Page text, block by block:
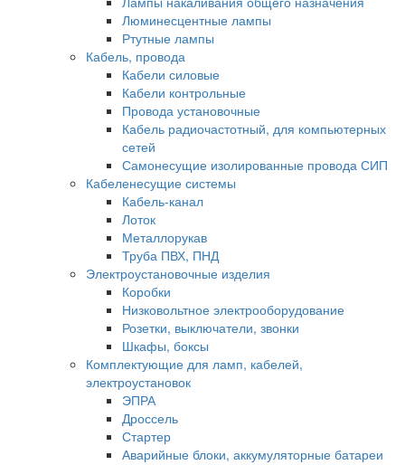
Люминесцентные лампы
Ртутные лампы
Кабель, провода
Кабели силовые
Кабели контрольные
Провода установочные
Кабель радиочастотный, для компьютерных
сетей
Самонесущие изолированные провода СИП
Кабеленесущие системы
Кабель-канал
Лоток
Металлорукав
Труба ПВХ, ПНД
Электроустановочные изделия
Коробки
Низковольтное электрооборудование
Розетки, выключатели, звонки
Шкафы, боксы
Комплектующие для ламп, кабелей,
электроустановок
ЭПРА
Дроссель
Стартер
Аварийные блоки, аккумуляторные батареи